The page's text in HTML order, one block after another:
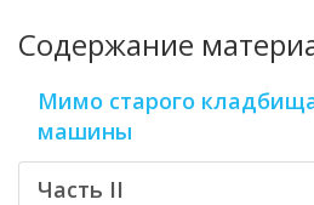
Содержание
Мимо старого
машины
Часть II